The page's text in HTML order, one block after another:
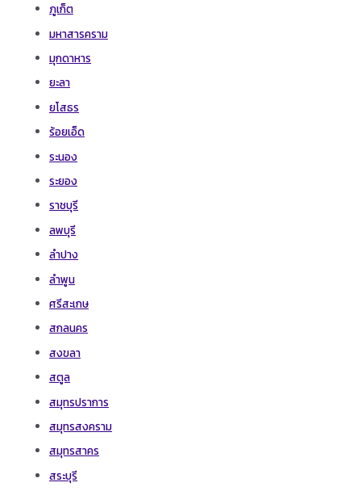
ภูเก็ต
มหาสารคราม
มุกดาหาร
ยะลา
ยโสธร
ร้อยเอ็ด
ระนอง
ระยอง
ราชบุรี
ลพบุรี
ลำปาง
ลำพูน
ศรีสะเกษ
สกลนคร
สงขลา
สตูล
สมุทรปราการ
สมุทรสงคราม
สมุทรสาคร
สระบุรี